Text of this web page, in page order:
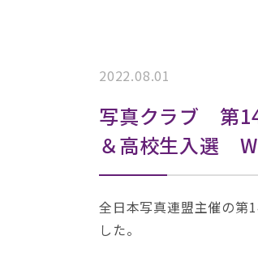
2022.08.01
写真クラブ 第
＆高校生入選
全日本写真連盟主催の第
した。